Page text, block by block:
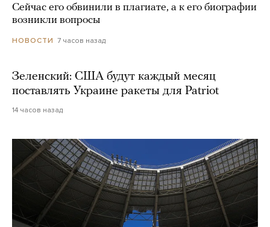
Сейчас его обвинили в плагиате, а к его биографии
возникли вопросы
НОВОСТИ 7 часов назад
Зеленский: США будут каждый месяц
поставлять Украине ракеты для Patriot
14 часов назад